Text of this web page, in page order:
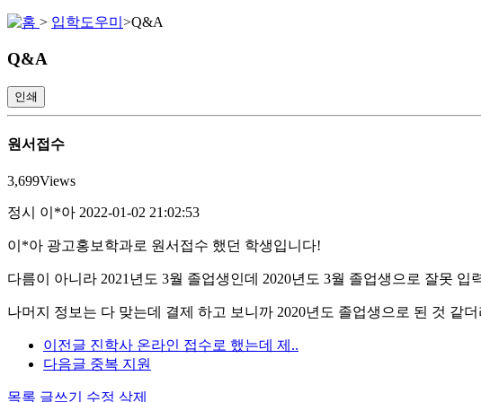
> 입학도우미 >Q&A
Q&A
인쇄
원서접수
3,699Views
정시 이*아 2022-01-02 21:02:53
이*아 광고홍보학과로 원서접수 했던 학생입니다!
다름이 아니라 2021년도 3월 졸업생인데 2020년도 3월 졸업생으로 잘못 입
나머지 정보는 다 맞는데 결제 하고 보니까 2020년도 졸업생으로 된 것 같
이전글 진학사 온라인 접수로 했는데 제..
다음글 중복 지원
목록 글쓰기 수정 삭제